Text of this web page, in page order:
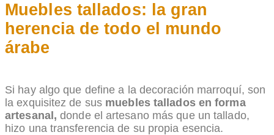
Muebles tallados: la gran
herencia de todo el mundo
árabe
Si hay algo que define a la decoración marroquí, son
la exquisitez de sus muebles tallados en forma
artesanal, donde el artesano más que un tallado,
hizo una transferencia de su propia esencia.